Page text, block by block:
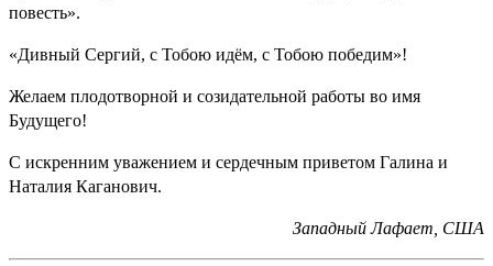
повесть».
«Дивный Сергий, с Тобою идём, с Тобою победим»!
Желаем плодотворной и созидательной работы во имя
Будущего!
С искренним уважением и сердечным приветом Галина и
Наталия Каганович.
Западный Лафает, США